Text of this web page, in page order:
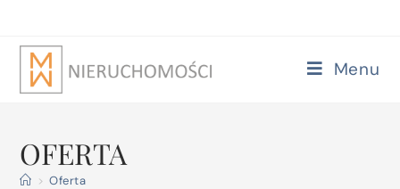
Menu
OFERTA
> Oferta